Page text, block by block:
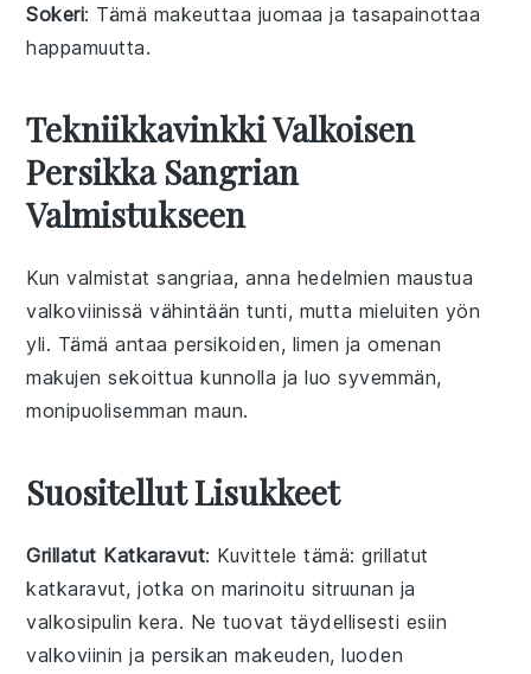
Sokeri: Tämä makeuttaa juomaa ja tasapainottaa
happamuutta.
Tekniikkavinkki Valkoisen
Persikka Sangrian
Valmistukseen
Kun valmistatsangriaa, anna hedelmien maustua
valkoviinissä vähintään tunti, mutta mieluiten yön
yli. Tämä antaapersikoiden, limen jaomenan
makujen sekoittua kunnolla ja luo syvemmän,
monipuolisemman maun.
Suositellut Lisukkeet
Grillatut Katkaravut: Kuvittele tämä:grillatut
katkaravut, jotka on marinoitu sitruunan ja
valkosipulin kera. Ne tuovat täydellisesti esiin
valkoviinin ja persikan makeuden, luoden